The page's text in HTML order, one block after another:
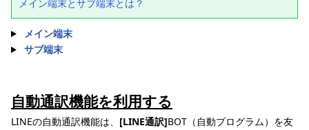
メイン端末とサブ端末とは？
メイン端末
サブ端末
自動通訳機能を利用する
LINEの自動通訳機能は、 [LINE通訳]BOT（自動プログラム）を友